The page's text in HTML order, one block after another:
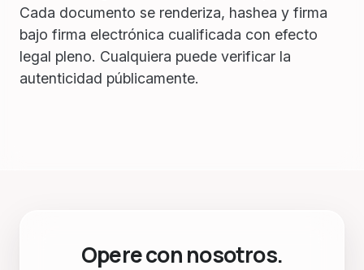
Cada documento se renderiza, hashea y firma
bajo firma electrónica cualificada con efecto
legal pleno. Cualquiera puede verificar la
autenticidad públicamente.
Opere con nosotros.